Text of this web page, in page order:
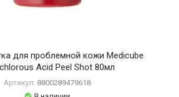
для проблемной кожи Medicube
Acid Peel Shot 80мл
Артикул: 8800289479618